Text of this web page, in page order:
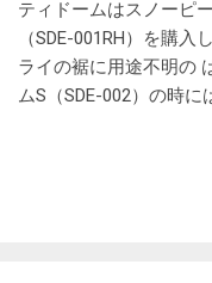
約42 x 32 x 38 (h) cm
ドットコムで￥7,260
ら検索すると、なんと
ックスのおすすめ人気
ティドームはスノーピ
（SDE-001RH）を購
ライの裾に用途不明の
ムS（SDE-002）の時
隔が稼げて風通しが